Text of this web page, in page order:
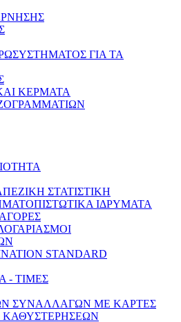
ΓΙΑ ΤΑ
ΚΕΡΜΑΤΑ
ΣΤΑΤΙΣΤΙΚΗ
ΙΔΡΥΜΑΤΑ
STANDARD
- ΤΙΜΕΣ
ΣΥΝΑΛΛΑΓΩΝ ΜΕ ΚΑΡΤΕΣ
ΚΑΘΥΣΤΕΡΗΣΕΩΝ